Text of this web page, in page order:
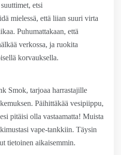
etsi
mielessä, että liian suuri virta
Puhumattakaan, että
verkossa, ja ruokita
korvauksella.
Smok, tarjoaa harrastajille
Päihittäkää vesipiippu,
pitäisi olla vastaamatta! Muista
vape-tankkiin. Täysin
tietoinen aikaisemmin.